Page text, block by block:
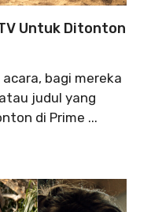
Untuk Ditonton
bagi mereka
judul yang
di Prime ...